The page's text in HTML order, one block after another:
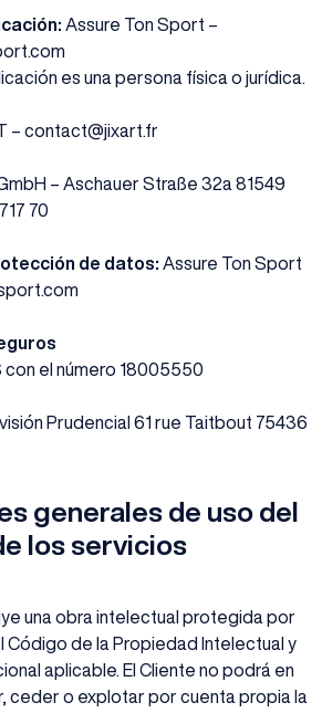
Assure Ton Sport –
es una persona física o jurídica.
– contact@jixart.fr
– Aschauer Straße 32a 81549
70
de datos: Assure Ton Sport
con el número 18005550
Prudencial 61 rue Taitbout 75436
generales de uso del
los servicios
una obra intelectual protegida por
Código de la Propiedad Intelectual y
aplicable. El Cliente no podrá en
ceder o explotar por cuenta propia la